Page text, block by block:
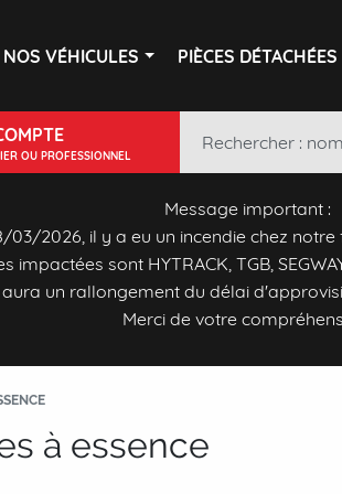
NOS VÉHICULES PIÈCES DÉTACHÉES
OU PROFESSIONNEL
Message important :
03/2026, il y a eu un incendie chez notre
impactées sont HYTRACK, TGB,
un rallongement du délai
Merci de votre
à essence